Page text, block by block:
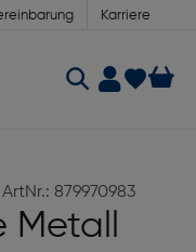
Karriere
ArtNr.: 879970983
Metall